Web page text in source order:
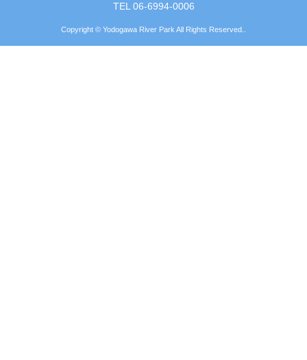
TEL 06-6994-0006
Copyright © Yodogawa River Park All Rights Reserved..